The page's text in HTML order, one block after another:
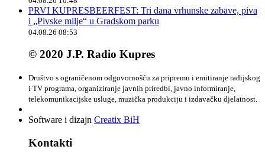
PRVI KUPRESBEERFEST: Tri dana vrhunske zabave, piva
i „Pivske milje“ u Gradskom parku
04.08.26 08:53
© 2020 J.P. Radio Kupres
Društvo s ograničenom odgovornošću za pripremu i emitiranje radijskog
i TV programa, organiziranje javnih priredbi, javno informiranje,
telekomunikacijske usluge, muzička produkciju i izdavačku djelatnost.
Software i dizajn Creatix BiH
Kontakti